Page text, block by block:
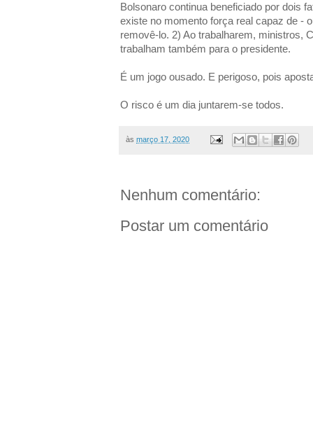
Bolsonaro continua beneficiado por dois
existe no momento força real capaz de -
removê-lo. 2) Ao trabalharem, ministros,
trabalham também para o presidente.
É um jogo ousado. E perigoso, pois
O risco é um dia juntarem-se todos.
às março 17, 2020
Nenhum comentário:
Postar um comentário